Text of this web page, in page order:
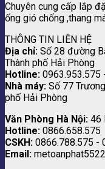
Chuyên cung cấp lắp
ống gió chống ,thang
THÔNG TIN LIÊN HỆ
Địa chỉ: Số 28 đường
Thành phố Hải Phòng
Hotline: 0963.953.575
Nhà máy: Số 77
phố Hải Phòng
Văn Phòng Hà Nội: 46
Hotline: 0866.658.575
CSKH: 0866.788.575 -
Email: